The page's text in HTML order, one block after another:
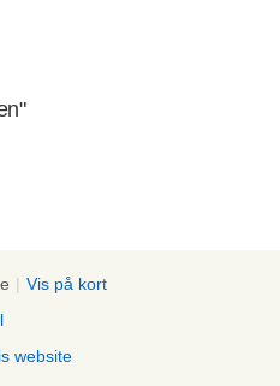
| Vis på kort
website